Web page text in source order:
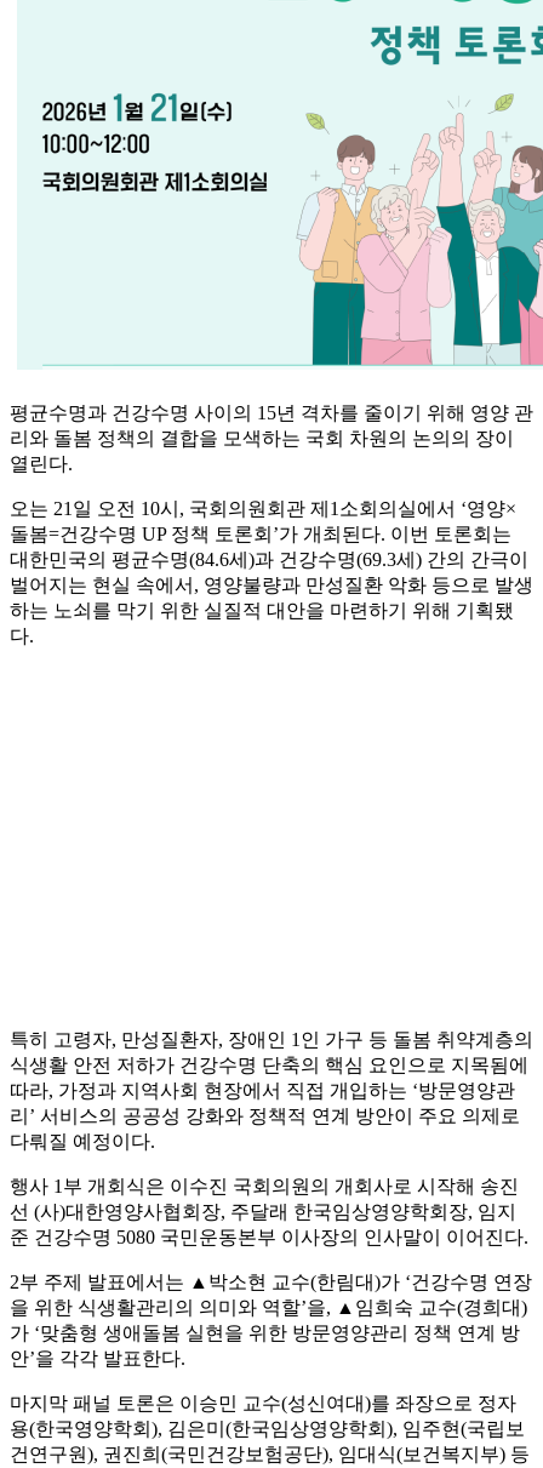
평균수명과 건강수명 사이의 15년 격차를 줄이기 위해 영양 관
리와 돌봄 정책의 결합을 모색하는 국회 차원의 논의의 장이
열린다.
오는 21일 오전 10시, 국회의원회관 제1소회의실에서 ‘영양×
돌봄=건강수명 UP 정책 토론회’가 개최된다. 이번 토론회는
대한민국의 평균수명(84.6세)과 건강수명(69.3세) 간의 간극이
벌어지는 현실 속에서, 영양불량과 만성질환 악화 등으로 발생
하는 노쇠를 막기 위한 실질적 대안을 마련하기 위해 기획됐
다.
특히 고령자, 만성질환자, 장애인 1인 가구 등 돌봄 취약계층의
식생활 안전 저하가 건강수명 단축의 핵심 요인으로 지목됨에
따라, 가정과 지역사회 현장에서 직접 개입하는 ‘방문영양관
리’ 서비스의 공공성 강화와 정책적 연계 방안이 주요 의제로
다뤄질 예정이다.
행사 1부 개회식은 이수진 국회의원의 개회사로 시작해 송진
선 (사)대한영양사협회장, 주달래 한국임상영양학회장, 임지
준 건강수명 5080 국민운동본부 이사장의 인사말이 이어진다.
2부 주제 발표에서는 ▲박소현 교수(한림대)가 ‘건강수명 연장
을 위한 식생활관리의 의미와 역할’을, ▲임희숙 교수(경희대)
가 ‘맞춤형 생애돌봄 실현을 위한 방문영양관리 정책 연계 방
안’을 각각 발표한다.
마지막 패널 토론은 이승민 교수(성신여대)를 좌장으로 정자
용(한국영양학회), 김은미(한국임상영양학회), 임주현(국립보
건연구원), 권진희(국민건강보험공단), 임대식(보건복지부) 등